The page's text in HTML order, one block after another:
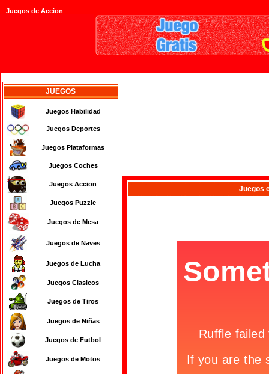
Juegos de Accion
JUEGOS
Juegos Habilidad
Juegos Deportes
Juegos Plataformas
Juegos Coches
Juegos Accion
Juegos Puzzle
Juegos de Mesa
Juegos de Naves
Juegos de Lucha
Juegos Clasicos
Juegos de Tiros
Juegos de Niñas
Juegos de Futbol
Juegos de Motos
Juegos